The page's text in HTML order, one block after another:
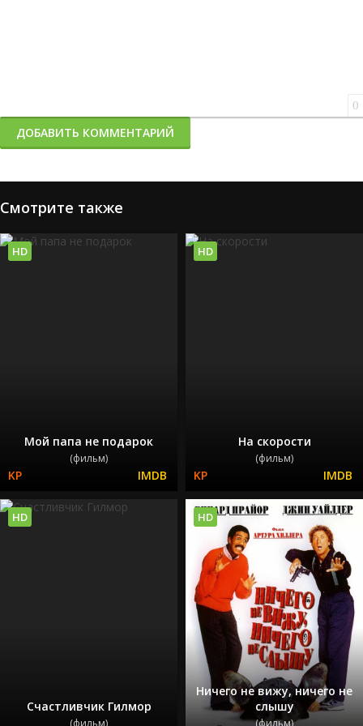
0
ДОБАВИТЬ КОММЕНТАРИЙ
Смотрите также
Мой папа не подарок
(фильм)
HD
На скорости
(фильм)
HD
Счастливчик Гилмор
(фильм)
HD
Ничего не вижу, ничего не
слышу
(фильм)
HD